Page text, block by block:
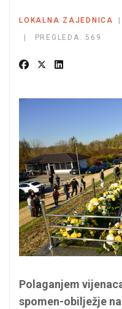
LOKALNA ZAJEDNICA
PREGLEDA: 569
Polaganjem
spomen-obilježje